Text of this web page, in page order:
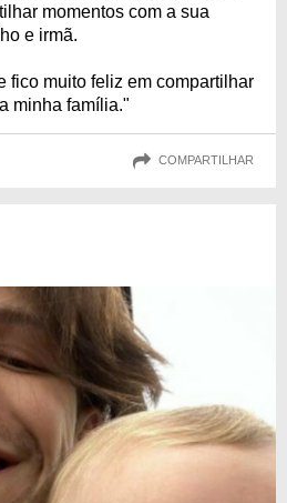
momentos com a sua
e irmã.
fico muito feliz em compartilhar
minha família."
COMPARTILHAR